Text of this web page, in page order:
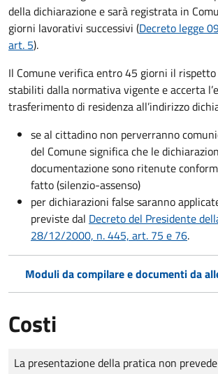
della dichiarazione e sarà registrata in
giorni lavorativi successivi (Decreto legge
art. 5).
Il Comune verifica entro45 giorni il
stabiliti dalla normativa vigente e accerta
trasferimento di residenza all’indirizzo
se al cittadino non perverranno
del Comune significa che le
documentazione sono ritenute
fatto (silenzio-assenso)
per dichiarazioni false saranno
previste dal Decreto del Presidente
28/12/2000, n. 445, art. 75 e 76.
Moduli da compilare e documenti da
Costi
Tipo di pagamento
Importo
La presentazione della pratica non